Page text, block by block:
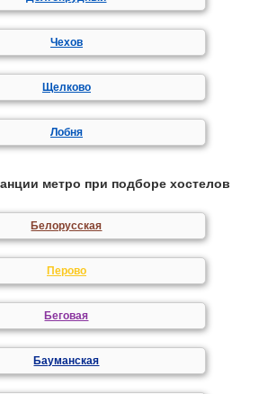
Чехов
Щелково
Лобня
метро при подборе хостелов
Белорусская
Перово
Беговая
Бауманская